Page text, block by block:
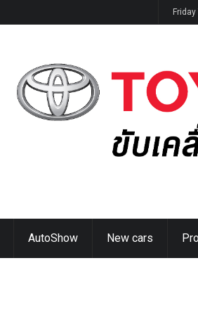
AutoShow New cars